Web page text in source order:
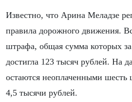
Известно, что Арина Меладзе
правила дорожного движения.
штрафа, общая сумма которых
достигла 123 тысяч рублей. На
остаются неоплаченными
4,5 тысячи рублей.